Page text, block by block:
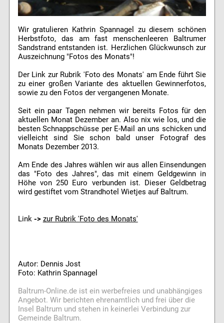
Wir gratulieren Kathrin Spannagel zu diesem schönen
Herbstfoto, das am fast menschenleeren Baltrumer
Sandstrand entstanden ist. Herzlichen Glückwunsch zur
Auszeichnung "Fotos des Monats"!
Der Link zur Rubrik 'Foto des Monats' am Ende führt Sie
zu einer großen Variante des aktuellen Gewinnerfotos,
sowie zu den Fotos der vergangenen Monate.
Seit ein paar Tagen nehmen wir bereits Fotos für den
aktuellen Monat Dezember an. Also nix wie los, und die
besten Schnappschüsse per E-Mail an uns schicken und
vielleicht sind Sie schon bald unser Fotograf des
Monats Dezember 2013.
Am Ende des Jahres wählen wir aus allen Einsendungen
das "Foto des Jahres", das mit einem Geldgewinn in
Höhe von 250 Euro verbunden ist. Dieser Geldbetrag
wird gestiftet vom Strandhotel Wietjes auf Baltrum.
Link -> zur Rubrik 'Foto des Monats'
Autor: Dennis Jost
Foto: Kathrin Spannagel
Baltrum-Online.de ist ein werbefreies und unabhängiges
Angebot. Wir berichten ehrenamtlich und frei über die
Insel Baltrum und stehen in keinerlei Verbindung zur
Gemeinde Baltrum.